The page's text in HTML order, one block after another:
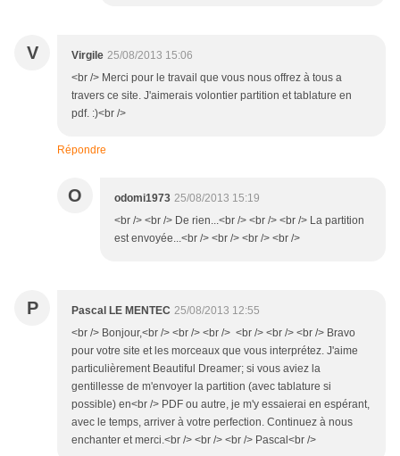
V Virgile 25/08/2013 15:06
<br /> Merci pour le travail que vous nous offrez à tous a
travers ce site. J'aimerais volontier partition et tablature en
pdf. :)<br />
Répondre
O odomi1973 25/08/2013 15:19
<br /> <br /> De rien...<br /> <br /> <br /> La partition
est envoyée...<br /> <br /> <br /> <br />
P Pascal LE MENTEC 25/08/2013 12:55
<br /> Bonjour,<br /> <br /> <br /> <br /> <br /> <br /> Bravo
pour votre site et les morceaux que vous interprétez. J'aime
particulièrement Beautiful Dreamer; si vous aviez la
gentillesse de m'envoyer la partition (avec tablature si
possible) en<br /> PDF ou autre, je m'y essaierai en espérant,
avec le temps, arriver à votre perfection. Continuez à nous
enchanter et merci.<br /> <br /> <br /> Pascal<br />